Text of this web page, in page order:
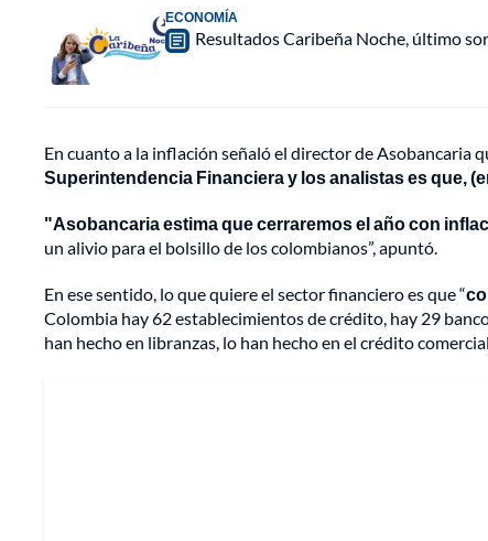
ECONOMÍA
Resultados Caribeña Noche, último
En cuanto a la inflación señaló el director de Asobancaria
Superintendencia Financiera y los analistas es que,
"Asobancaria estima que cerraremos el año con
un alivio para el bolsillo de los colombianos”, apuntó.
En ese sentido, lo que quiere el sector financiero es que “
Colombia hay 62 establecimientos de crédito, hay 29
han hecho en libranzas, lo han hecho en el crédito